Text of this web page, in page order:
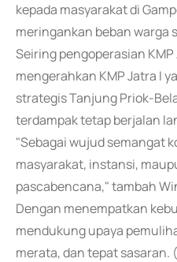
kepada masyarakat di
meringankan beban warga
Seiring pengoperasian
mengerahkan KMP Jatra I
strategis Tanjung Priok-
terdampak tetap berjalan
"Sebagai wujud semangat
masyarakat, instansi,
pascabencana," tambah
Dengan menempatkan
mendukung upaya
merata, dan tepat sasaran.